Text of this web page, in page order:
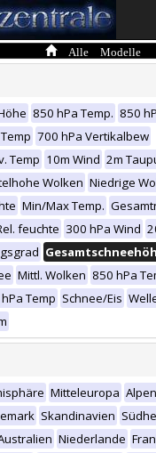
Alle Modelle
850 hPa Temp. 850
700 hPa Vertikalbew
Temp 10m Wind 2m
Wolken Niedrige
Min/Max Temp.
feuchte 300 hPa Wind
Mittl. Wolken 850 hPa
Temp Schnee/Eis
Mitteleuropa Alpen
Skandinavien
Niederlande